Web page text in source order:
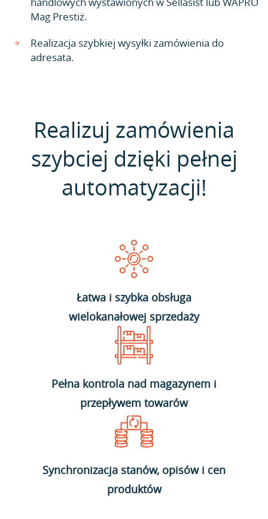
Mag Prestiż.
Realizacja szybkiej wysyłki zamówienia do
adresata.
Realizuj zamówienia
szybciej dzięki pełnej
automatyzacji!
Łatwa i szybka obsługa
wielokanałowej sprzedaży
Pełna kontrola nad magazynem i
przepływem towarów
Synchronizacja stanów, opisów i cen
produktów